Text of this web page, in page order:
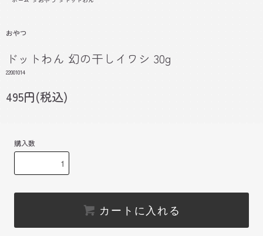
おやつ
ドットわん 幻の干しイワシ 30g
22001014
495円(税込)
購入数
カートに入れる